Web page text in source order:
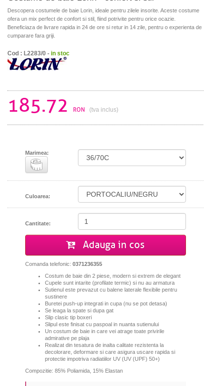
Descopera costumele de baie Lorin, ideale pentru zilele insorite. Aceste costume
ofera un mix perfect de confort si stil, fiind potrivite pentru orice ocazie.
Beneficiaza de livrare rapida in 24 de ore si retur in 14 zile, pentru o experienta de
cumparare fara griji.
Cod : L2283/0 - in stoc
185.72 RON (tva inclus)
Marimea:
Culoarea:
Cantitate:
Adauga in cos
Comanda telefonic: 0371236355
Costum de baie din 2 piese, modern si extrem de elegant
Cupele sunt intarite (profilate termic) si nu au armatura
Sutienul este prevazut cu balene laterale flexibile pentru
sustinere
Buretei push-up integrati in cupa (nu se pot detasa)
Se leaga la spate si dupa gat
Slip clasic tip boxeri
Slipul este finisat cu paspoal in nuanta sutienului
Un costum de baie in care vei atrage toate privirile
admirative pe plaja
Realizat din tesatura de inalta calitate rezistenta la
decolorare, deformare si care asigura uscare rapida si
protectie impotriva radiatiilor UV (UV (UPF) 50+)
Compozitie: 85% Poliamida, 15% Elastan